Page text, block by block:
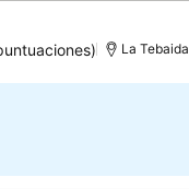
La Tebaida